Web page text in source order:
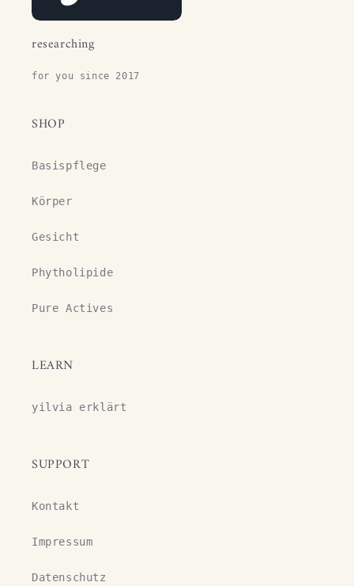
researching
for you since 2017
SHOP
Basispflege
Körper
Gesicht
Phytholipide
Pure Actives
LEARN
yilvia erklärt
SUPPORT
Kontakt
Impressum
Datenschutz